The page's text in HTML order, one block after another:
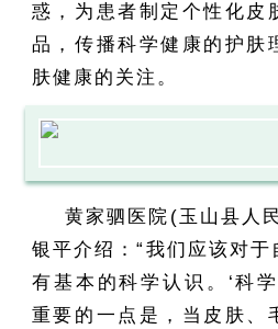
惑，为患者制定个性化皮
品，传播科学健康的护肤
肤健康的关注。
黄家驷医院(玉山县人
银平介绍：“我们应该对
有基本的科学认识。‘科
重要的一点是，当皮肤、